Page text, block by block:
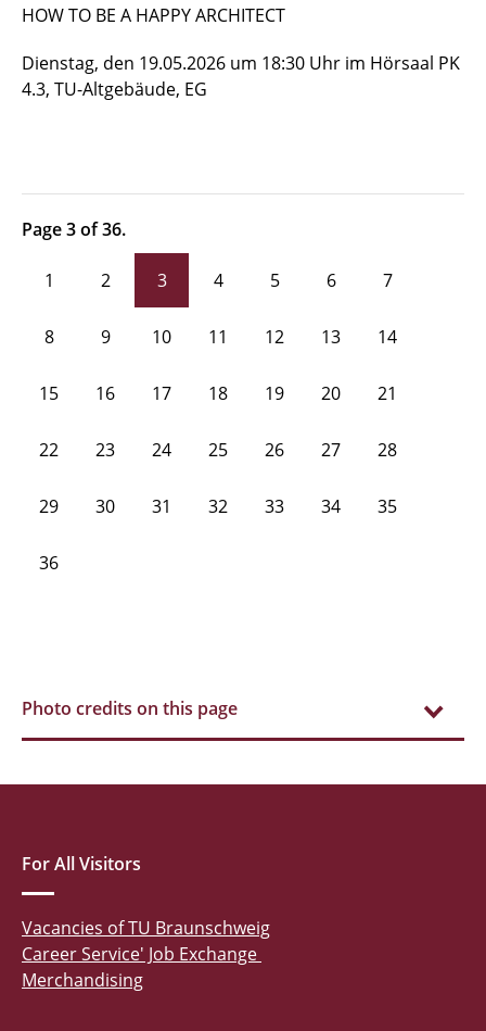
HOW TO BE A HAPPY ARCHITECT
Dienstag, den 19.05.2026 um 18:30 Uhr im Hörsaal PK
4.3, TU-Altgebäude, EG
Page 3 of 36.
1 2 3 4 5 6 7
8 9 10 11 12 13 14
15 16 17 18 19 20 21
22 23 24 25 26 27 28
29 30 31 32 33 34 35
36
Photo credits on this page
For All Visitors
Vacancies of TU Braunschweig
Career Service' Job Exchange
Merchandising